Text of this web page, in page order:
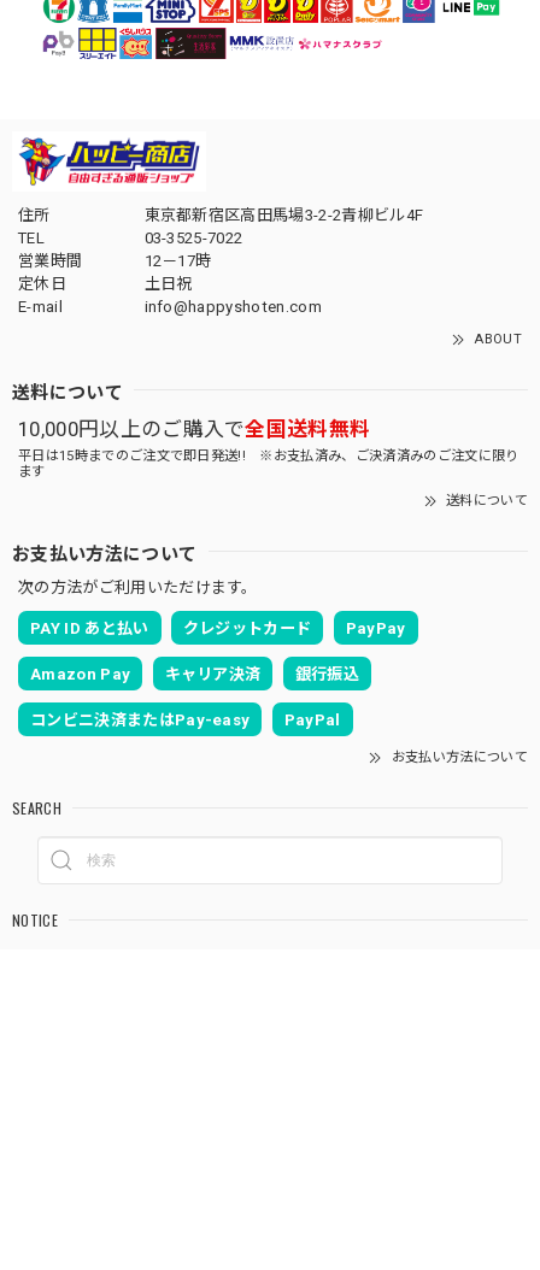
住所
東京都新宿区高田馬場3-2-2青柳ビル4F
TEL
03-3525-7022
営業時間
12－17時
定休日
土日祝
E-mail
info@happyshoten.com
ABOUT
送料について
10,000円以上のご購入で全国送料無料
平日は15時までのご注文で即日発送!! ※お支払済み、ご決済済みのご注文に限り
ます
送料について
お支払い方法について
次の方法がご利用いただけます。
PAY ID あと払い クレジットカード PayPay
Amazon Pay キャリア決済 銀行振込
コンビニ決済またはPay-easy PayPal
お支払い方法について
SEARCH
NOTICE